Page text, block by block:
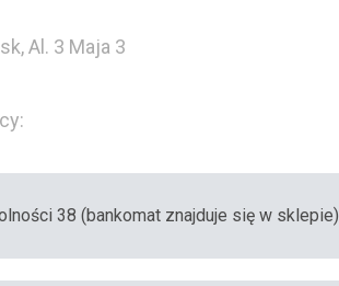
Al. 3 Maja 3
38 (bankomat znajduje się w sklepie)